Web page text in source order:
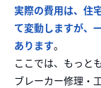
実際の費用は、住
て変動しますが、
あります。
ここでは、もっと
ブレーカー修理・